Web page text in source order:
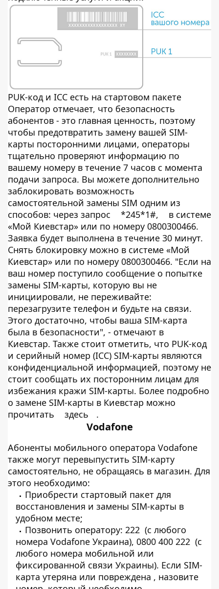
PUK-код и ICC есть на стартовом пакете
Оператор отмечает, что безопасность
абонентов - это главная ценность, поэтому
чтобы предотвратить замену вашей SIM-
карты посторонними лицами, операторы
тщательно проверяют информацию по
вашему номеру в течение 7 часов с момента
подачи запроса. Вы можете дополнительно
заблокировать возможность
самостоятельной замены SIM одним из
способов: через запрос
*245*1#,
в системе
«Мой Киевстар» или по номеру 0800300466.
Заявка будет выполнена в течение 30 минут.
Снять блокировку можно в системе «Мой
Киевстар» или по номеру 0800300466. "Если на
ваш номер поступило сообщение о попытке
замены SIM-карты, которую вы не
инициировали, не переживайте:
перезагрузите телефон и будьте на связи.
Этого достаточно, чтобы ваша SIM-карта
была в безопасности", - отмечают в
Киевстар. Также стоит отметить, что PUK-код
и серийный номер (ICC) SIM-карты являются
конфиденциальной информацией, поэтому не
стоит сообщать их посторонним лицам для
избежания кражи SIM-карты. Более подробно
о замене SIM-карты в Киевстар можно
прочитать
здесь .
Vodafone
Абоненты мобильного оператора Vodafone
также могут перевыпустить SIM-карту
самостоятельно, не обращаясь в магазин. Для
этого необходимо:
Приобрести стартовый пакет для
восстановления и замены SIM-карты в
удобном месте;
Позвонить оператору: 222 (c любого
номера Vodafone Украина), 0800 400 222 (c
любого номера мобильной или
фиксированной связи Украины). Если SIM-
карта утеряна или повреждена , назовите